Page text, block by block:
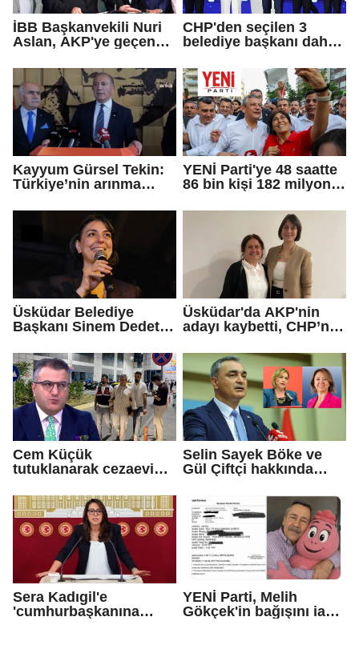
İBB Başkanvekili Nuri
Aslan, AKP'ye geçen
iddialarına yanıt verdi
CHP'den seçilen 3
belediye başkanı daha
Kayyum Gürsel Tekin:
Türkiye’nin arınma
geldiniz...
YENİ Parti'ye 48 saatte
86 bin kişi 182 milyon
Üsküdar Belediye
Başkanı Sinem Dedetaş
Üsküdar'da AKP'nin
adayı kaybetti, CHP’nin
Çetinkaya Başkan
Vekili seçildi
Cem Küçük
tutuklanarak cezaevine
Selin Sayek Böke ve
Gül Çiftçi hakkında
başlatılacak
Sera Kadıgil'e
'cumhurbaşkanına
YENİ Parti, Melih
Gökçek'in bağışını iade